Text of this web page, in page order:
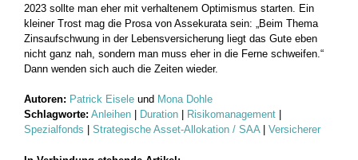
2023 sollte man eher mit verhaltenem Optimismus starten. Ein
kleiner Trost mag die Prosa von Assekurata sein: „Beim Thema
Zinsaufschwung in der Lebensversicherung liegt das Gute eben
nicht ganz nah, sondern man muss eher in die Ferne schweifen.“
Dann wenden sich auch die Zeiten wieder.
Autoren: Patrick Eisele und Mona Dohle
Schlagworte: Anleihen Duration Risikomanagement
Spezialfonds
Strategische Asset-Allokation / SAA| Versicherer